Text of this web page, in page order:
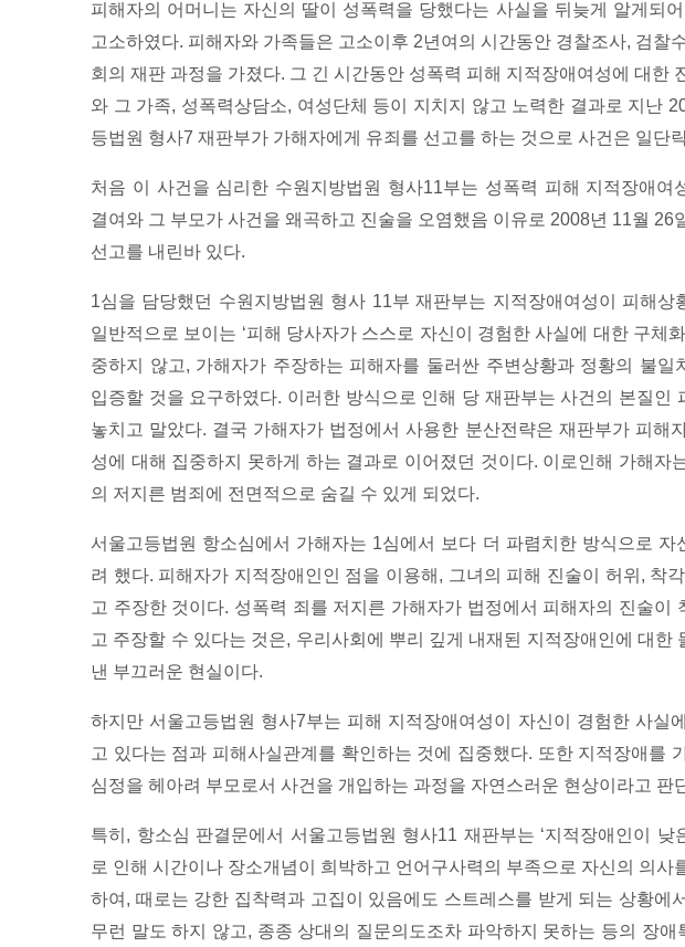
피해자의 어머니는 자신의 딸이 성폭력을 당했다는 사실을 뒤늦게 알게되
고소하였다. 피해자와 가족들은 고소이후 2년여의 시간동안 경찰조사, 검찰
회의 재판 과정을 가졌다. 그 긴 시간동안 성폭력 피해 지적장애여성에 대한
와 그 가족, 성폭력상담소, 여성단체 등이 지치지 않고 노력한 결과로 지난
등법원 형사7 재판부가 가해자에게 유죄를 선고를 하는 것으로 사건은 일단
처음 이 사건을 심리한 수원지방법원 형사11부는 성폭력 피해 지적장애여
결여와 그 부모가 사건을 왜곡하고 진술을 오염했음 이유로 2008년 11월 26
선고를 내린바 있다.
1심을 담당했던 수원지방법원 형사 11부 재판부는 지적장애여성이 피해상
일반적으로 보이는 ‘피해 당사자가 스스로 자신이 경험한 사실에 대한 구체
중하지 않고, 가해자가 주장하는 피해자를 둘러싼 주변상황과 정황의 불일
입증할 것을 요구하였다. 이러한 방식으로 인해 당 재판부는 사건의 본질인
놓치고 말았다. 결국 가해자가 법정에서 사용한 분산전략은 재판부가 피해
성에 대해 집중하지 못하게 하는 결과로 이어졌던 것이다. 이로인해 가해자
의 저지른 범죄에 전면적으로 숨길 수 있게 되었다.
서울고등법원 항소심에서 가해자는 1심에서 보다 더 파렴치한 방식으로 자
려 했다. 피해자가 지적장애인인 점을 이용해, 그녀의 피해 진술이 허위, 착
고 주장한 것이다. 성폭력 죄를 저지른 가해자가 법정에서 피해자의 진술이
고 주장할 수 있다는 것은, 우리사회에 뿌리 깊게 내재된 지적장애인에 대한
낸 부끄러운 현실이다.
하지만 서울고등법원 형사7부는 피해 지적장애여성이 자신이 경험한 사실
고 있다는 점과 피해사실관계를 확인하는 것에 집중했다. 또한 지적장애를
심정을 헤아려 부모로서 사건을 개입하는 과정을 자연스러운 현상이라고 판
특히, 항소심 판결문에서 서울고등법원 형사11 재판부는 ‘지적장애인이 낮
로 인해 시간이나 장소개념이 희박하고 언어구사력의 부족으로 자신의 의사
하여, 때로는 강한 집착력과 고집이 있음에도 스트레스를 받게 되는 상황에
무런 말도 하지 않고, 종종 상대의 질문의도조차 파악하지 못하는 등의 장애